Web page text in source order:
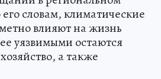
словам, климатические
влияют на жизнь
уязвимыми остаются
а также